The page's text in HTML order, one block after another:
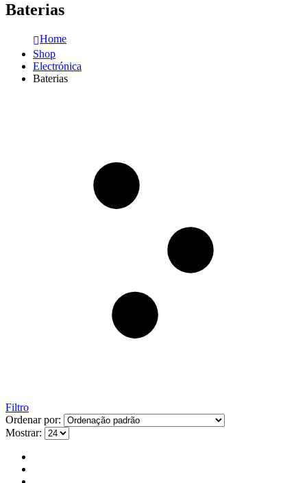
Baterias
Home
Shop
Electrónica
Baterias
Filtro
Ordenar por:
Mostrar: